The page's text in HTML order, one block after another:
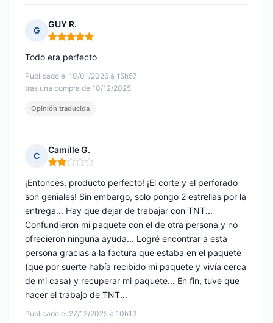
G
GUY R.
Nota: 5 de 5
Publicado el 10/01/2026 à 15h57
tras una compra de 10/12/2025
Todo era perfecto
Opinión traducida
C
Camille G.
Nota: 2 de 5
Publicado el 27/12/2025 à 10h13
¡Entonces, producto perfecto! ¡El corte y el perforado
son geniales! Sin embargo, solo pongo 2 estrellas por la
entrega... Hay que dejar de trabajar con TNT...
Confundieron mi paquete con el de otra persona y no
ofrecieron ninguna ayuda... Logré encontrar a esta
persona gracias a la factura que estaba en el paquete
(que por suerte había recibido mi paquete y vivía cerca
de mi casa) y recuperar mi paquete... En fin, tuve que
hacer el trabajo de TNT...